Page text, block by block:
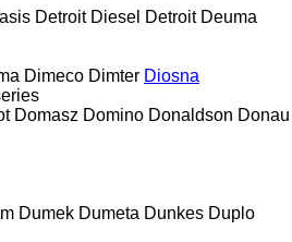
Detroit Diesel Detroit Deuma
Dimeco Dimter Diosna
Domasz Domino Donaldson Donau
Dumek Dumeta Dunkes Duplo